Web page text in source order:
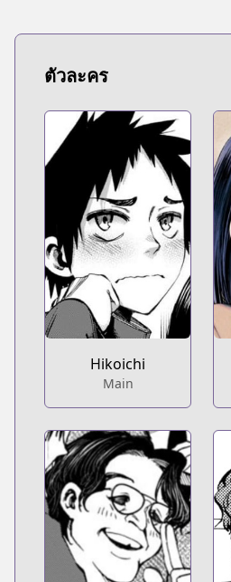
ตัวละคร
Hikoichi
Main